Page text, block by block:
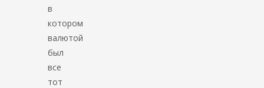
в
котором
валютой
был
все
тот